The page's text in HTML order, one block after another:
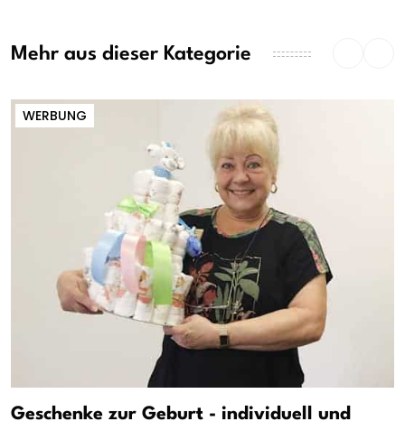
Mehr aus dieser Kategorie
WERBUNG
Geschenke zur Geburt - individuell und